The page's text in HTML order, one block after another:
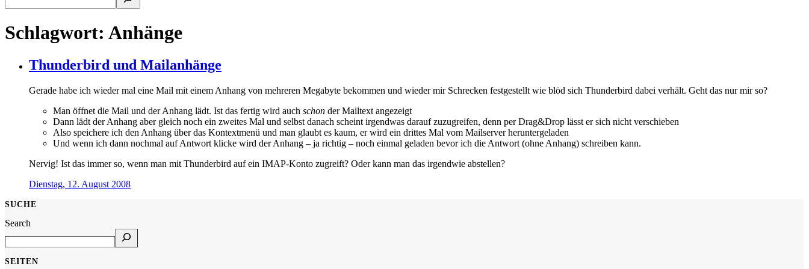
Schlagwort: Anhänge
Thunderbird und Mailanhänge
Gerade habe ich wieder mal eine Mail mit einem Anhang von mehreren Megabyte bekommen und wieder mir Schrecken festgestellt wie blöd sich Thunderbird dabei verhält. Geht das nur mir so?
Man öffnet die Mail und der Anhang lädt. Ist das fertig wird auch schon der Mailtext angezeigt
Dann lädt der Anhang aber gleich noch ein zweites Mal und selbst danach scheint irgendwas darauf zuzugreifen, denn per Drag&Drop lässt er sich nicht verschieben
Also speichere ich den Anhang über das Kontextmenü und man glaubt es kaum, er wird ein drittes Mal vom Mailserver heruntergeladen
Und wenn ich dann nochmal auf Antwort klicke wird der Anhang – ja richtig – noch einmal geladen bevor ich die Antwort (ohne Anhang) schreiben kann.
Nervig! Ist das immer so, wenn man mit Thunderbird auf ein IMAP-Konto zugreift? Oder kann man das irgendwie abstellen?
Dienstag, 12. August 2008
SUCHE
Search
SEITEN